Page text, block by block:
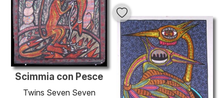
Scimmia con Pesce
Twins Seven Seven